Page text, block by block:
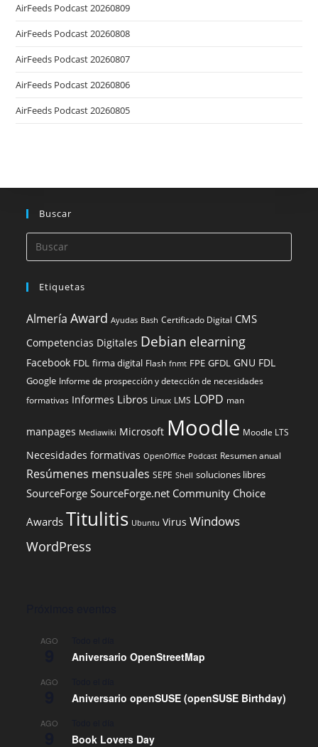
AirFeeds Podcast 20260809
AirFeeds Podcast 20260808
AirFeeds Podcast 20260807
AirFeeds Podcast 20260806
AirFeeds Podcast 20260805
Buscar
Etiquetas
Almería Award Ayudas Bash Certificado Digital CMS
Competencias Digitales Debian elearning
Facebook FDL firma digital Flash fnmt FPE GFDL GNU FDL
Google Informe de prospección y detección de necesidades
formativas Informes Libros Linux LMS LOPD man
manpages Mediawiki Microsoft Moodle Moodle LTS
Necesidades formativas OpenOffice Podcast Resumen anual
Resúmenes mensuales SEPE Shell soluciones libres
SourceForge SourceForge.net Community Choice
Awards Titulitis Ubuntu Virus Windows
WordPress
AGO
Aniversario OpenStreetMap
AGO
Aniversario openSUSE (openSUSE Birthday)
AGO
Book Lovers Day